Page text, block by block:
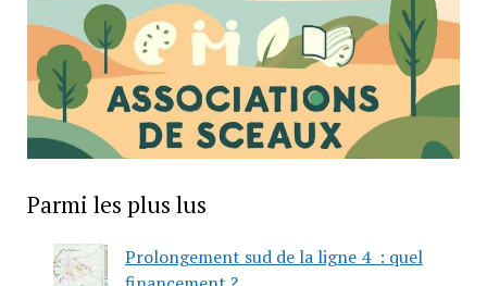
Parmi les plus lus
Prolongement sud de la ligne 4 : quel